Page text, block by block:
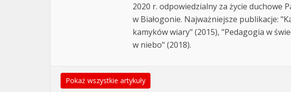
2020 r. odpowiedzialny za życie duchowe
w Białogonie. Najważniejsze publikacje:
kamyków wiary" (2015), "Pedagogia w
w niebo" (2018).
Pokaż wszystkie artykuły